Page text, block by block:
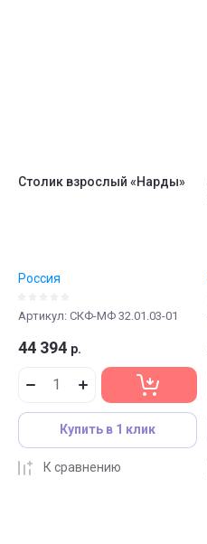
Столик взрослый «Нарды»
Россия
Артикул: СКФ-МФ 32.01.03-01
44 394 р.
Купить в 1 клик
К сравнению